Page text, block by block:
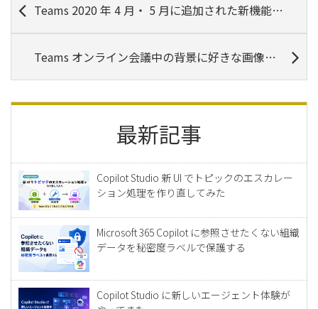
Teams 2020 年 4 月・ 5 月に追加された新機能３つ！
Teams オンライン会議中の背景に好きな画像を追加
最新記事
Copilot Studio 新 UI でトピックのエスカレー
ション処理を作り直してみた
Microsoft 365 Copilot に参照させたくない組織
データを秘密度ラベルで保護する
Copilot Studio に新しいエージェント体験が